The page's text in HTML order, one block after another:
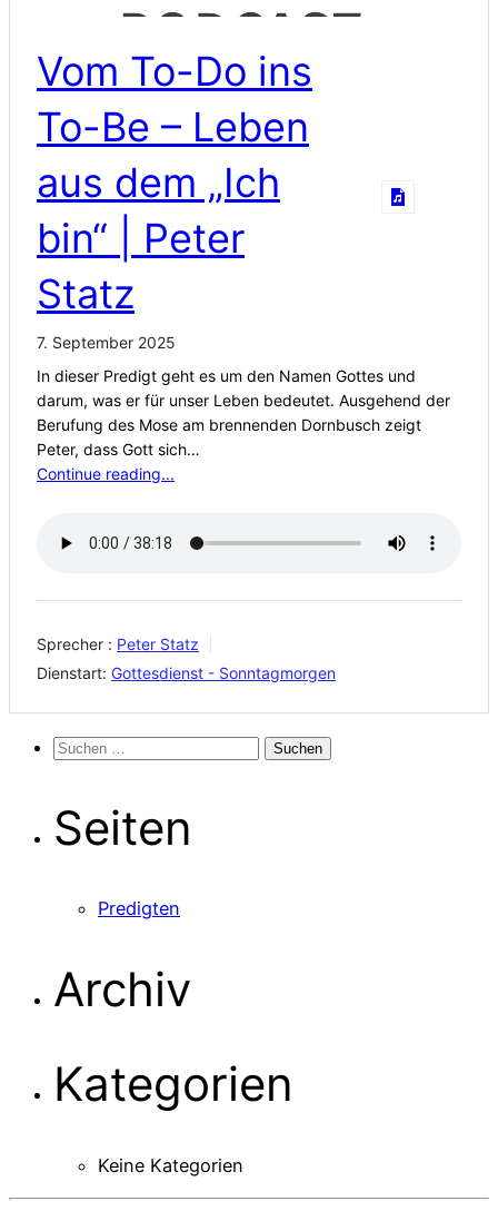
Vom To-Do ins
To-Be – Leben
aus dem „Ich
bin“ | Peter
Statz
7. September 2025
In dieser Predigt geht es um den Namen Gottes und
darum, was er für unser Leben bedeutet. Ausgehend der
Berufung des Mose am brennenden Dornbusch zeigt
Peter, dass Gott sich…
Continue reading...
Sprecher : Peter Statz
Dienstart: Gottesdienst - Sonntagmorgen
Suchen
Seiten
Predigten
Archiv
Kategorien
Keine Kategorien